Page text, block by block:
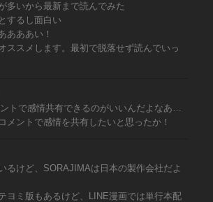
多いから最新まで読んでみた
するし面白い
あああい！
ススメします。最初で脱落せず読んでいっ
トで感情共有できるのがいいんだよなあ…
メントで感情を共有したいと思ったか！
るけど、SORAJIMAは日本の製作会社だよ
ヨミ版もあるけど、LINE漫画では単行本配